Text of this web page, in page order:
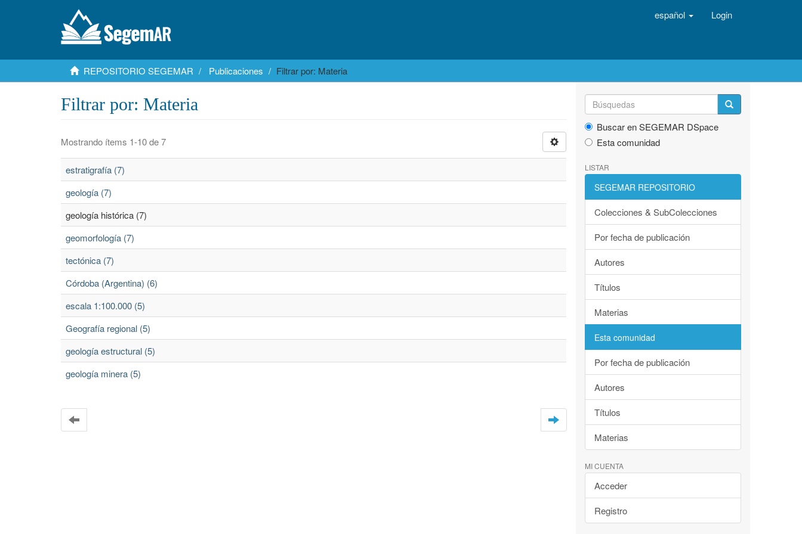
español Login
REPOSITORIO SEGEMAR Publicaciones Filtrar por: Materia
Filtrar por: Materia
Mostrando ítems 1-10 de 7
estratigrafía (7)
geología (7)
geología histórica (7)
geomorfología (7)
tectónica (7)
Córdoba (Argentina) (6)
escala 1:100.000 (5)
Geografía regional (5)
geología estructural (5)
geología minera (5)
Buscar en SEGEMAR DSpace
Esta comunidad
LISTAR
SEGEMAR REPOSITORIO
Colecciones & SubColecciones
Por fecha de publicación
Autores
Títulos
Materias
Esta comunidad
Por fecha de publicación
Autores
Títulos
Materias
MI CUENTA
Acceder
Registro